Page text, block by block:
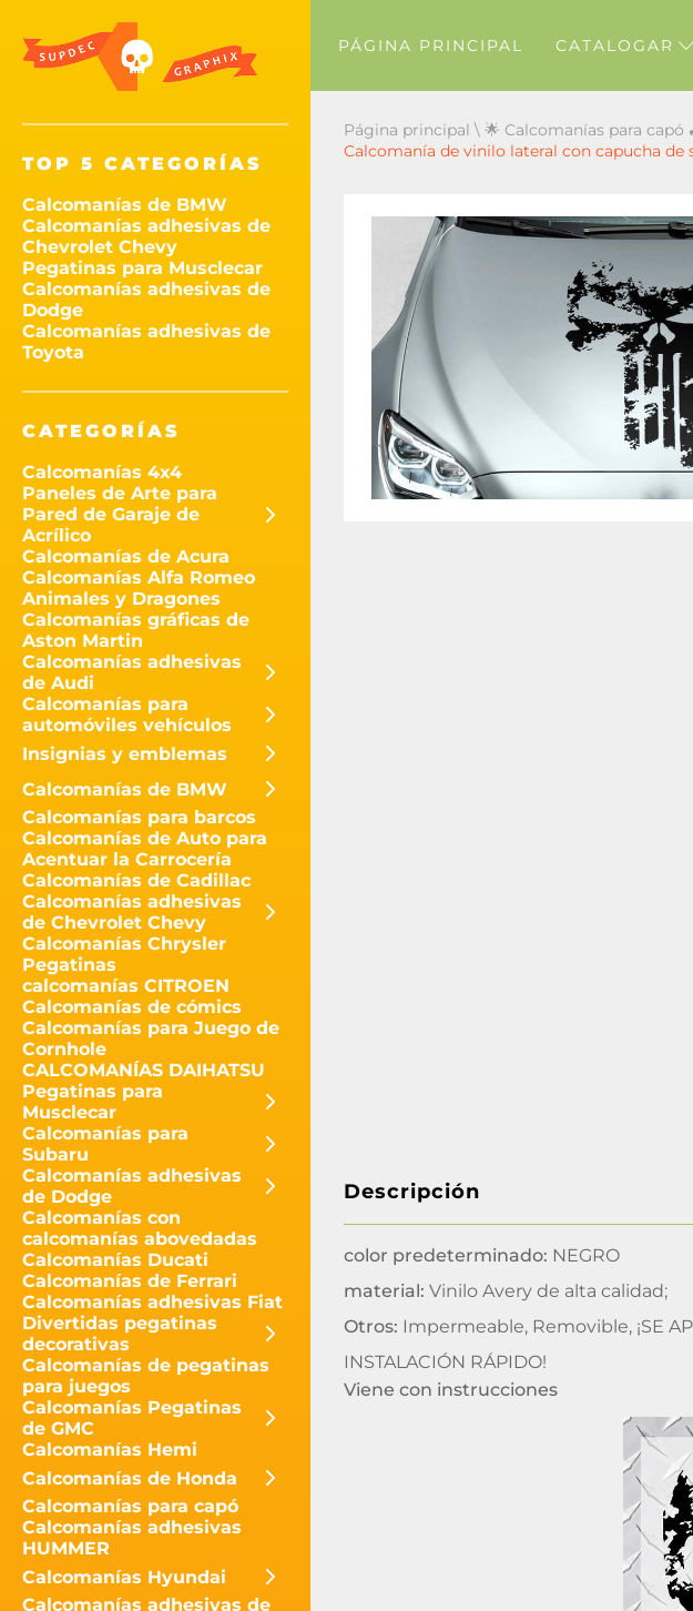
TOP 5 CATEGORÍAS
Calcomanías de BMW
Calcomanías adhesivas de
Chevrolet Chevy
Pegatinas para Musclecar
Calcomanías adhesivas de
Dodge
Calcomanías adhesivas de
Toyota
CATEGORÍAS
Calcomanías 4x4
Paneles de Arte para
Pared de Garaje de
Acrílico
Calcomanías de Acura
Calcomanías Alfa Romeo
Animales y Dragones
Calcomanías gráficas de
Aston Martin
Calcomanías adhesivas
de Audi
Calcomanías para
automóviles vehículos
Insignias y emblemas
Calcomanías de BMW
Calcomanías para barcos
Calcomanías de Auto para
Acentuar la Carrocería
Calcomanías de Cadillac
Calcomanías adhesivas
de Chevrolet Chevy
Calcomanías Chrysler
Pegatinas
calcomanías CITROEN
Calcomanías de cómics
Calcomanías para Juego de
Cornhole
CALCOMANÍAS DAIHATSU
Pegatinas para
Musclecar
Calcomanías para
Subaru
Calcomanías adhesivas
de Dodge
Calcomanías con
calcomanías abovedadas
Calcomanías Ducati
Calcomanías de Ferrari
Calcomanías adhesivas Fiat
Divertidas pegatinas
decorativas
Calcomanías de pegatinas
para juegos
Calcomanías Pegatinas
de GMC
Calcomanías Hemi
Calcomanías de Honda
Calcomanías para capó
Calcomanías adhesivas
HUMMER
Calcomanías Hyundai
Calcomanías adhesivas de
PÁGINA PRINCIPAL CATALOGAR
Página principal \ 🌟 Calcomanías para capó
Calcomanía de vinilo lateral con capucha de
Descripción
color predeterminado: NEGRO
material: Vinilo Avery de alta calidad;
Otros: Impermeable, Removible, ¡SE
INSTALACIÓN RÁPIDO!
Viene con instrucciones